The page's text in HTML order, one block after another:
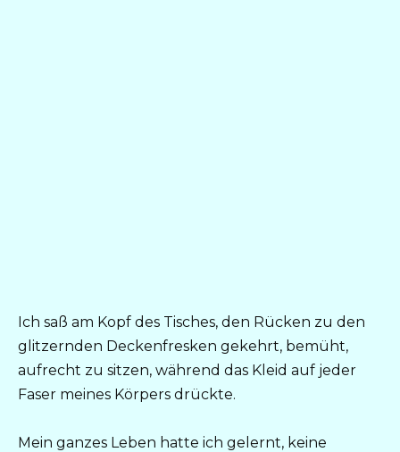
Ich saß am Kopf des Tisches, den Rücken zu den
glitzernden Deckenfresken gekehrt, bemüht,
aufrecht zu sitzen, während das Kleid auf jeder
Faser meines Körpers drückte.
Mein ganzes Leben hatte ich gelernt, keine